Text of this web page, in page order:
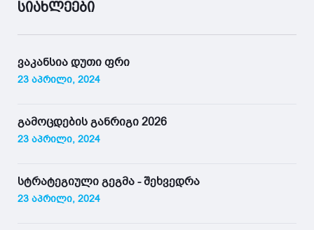
სიახლეები
ვაკანსია დუთი ფრი
23 აპრილი, 2024
გამოცდების განრიგი 2026
23 აპრილი, 2024
სტრატეგიული გეგმა - შეხვედრა
23 აპრილი, 2024